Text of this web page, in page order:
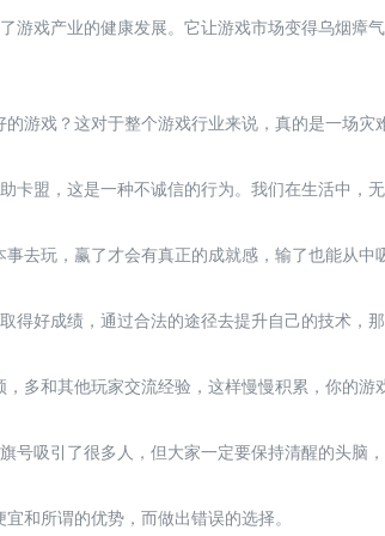
游戏产业的健康发展。它让游戏市场变得乌烟瘴
游戏？这对于整个游戏行业来说，真的是一场灾
卡盟，这是一种不诚信的行为。我们在生活中，
去玩，赢了才会有真正的成就感，输了也能从中
得好成绩，通过合法的途径去提升自己的技术，那
多和其他玩家交流经验，这样慢慢积累，你的游
号吸引了很多人，但大家一定要保持清醒的头脑
和所谓的优势，而做出错误的选择。